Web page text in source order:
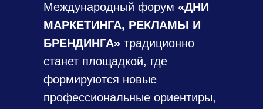
Международный форум «ДНИ
МАРКЕТИНГА, РЕКЛАМЫ И
БРЕНДИНГА» традиционно
станет площадкой, где
формируются новые
профессиональные ориентиры,